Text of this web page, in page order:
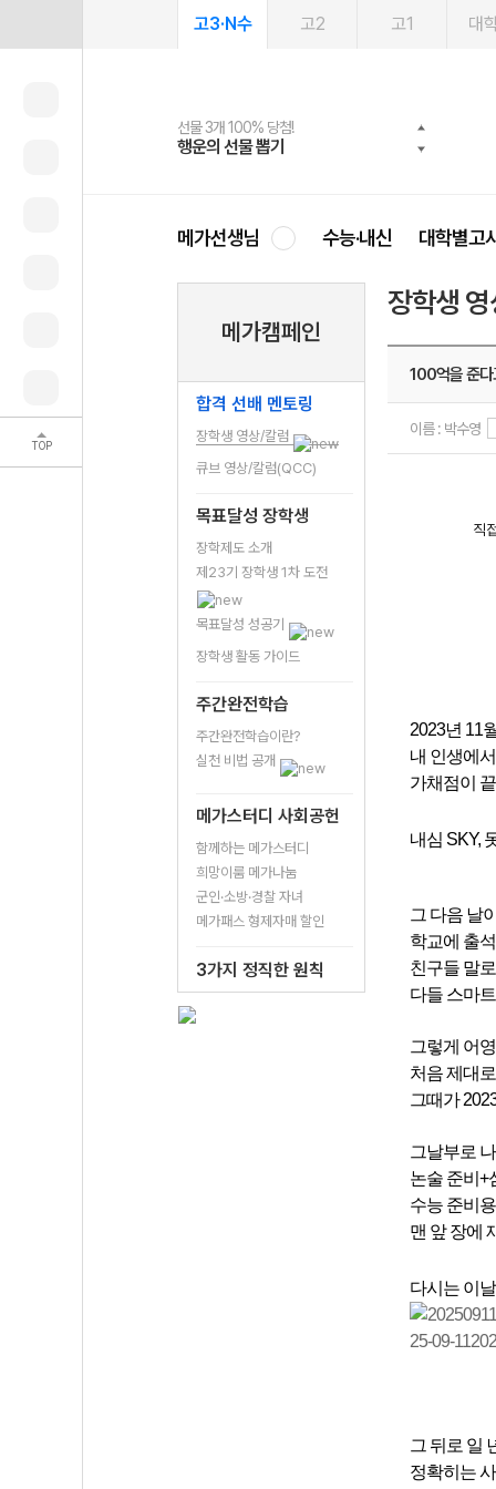
TOP
고3·N수 고2 고1 대
선물 3개 100% 당첨!
행운의 선물 뽑기
선물 100% 증정!
메가스터디 X 올리브
여름방학 스터디 캐시백
메가런 썸머스쿨
2027 러셀 단과
강사 공개선발
스마트러닝앱
설문 EVENT
메가패스
3일 무료 체험권
메가패스 수강생 무료혜택!
메가클럽 멤버십
사회공헌 캠페인
희망이룸 메가나눔
메가선생님 수능·내신 대학별고
메가캠페인
합격 선배 멘토링
장학생 영상/칼럼
큐브 영상/칼럼(QCC)
목표달성 장학생
장학제도 소개
제23기 장학생 1차 도전
목표달성 성공기
장학생 활동 가이드
주간완전학습
주간완전학습이란?
실천 비법 공개
메가스터디 사회공헌
함께하는 메가스터디
희망이룸 메가나눔
군인·소방·경찰 자녀
메가패스 형제자매 할인
3가지 정직한 원칙
장학생
100억을 준다
이름 : 박수영
직
2023년 11
내 인생에
가채점이
내심 SKY,
그 다음 날
학교에 출
친구들 말
다들 스마
그렇게 어
처음 제대
그때가
그날부로
논술 준비+
수능 준비
맨 앞 장에
다시는 이
그 뒤로 일
정확히는